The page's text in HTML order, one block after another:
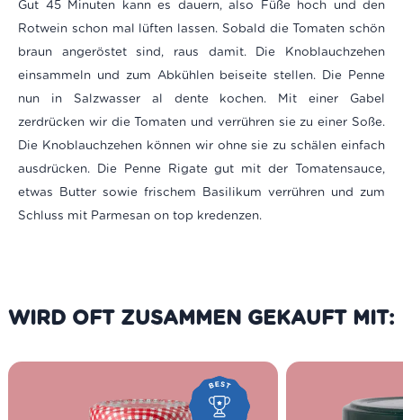
Gut 45 Minuten kann es dauern, also Füße hoch und den
Rotwein schon mal lüften lassen. Sobald die Tomaten schön
braun angeröstet sind, raus damit. Die Knoblauchzehen
einsammeln und zum Abkühlen beiseite stellen. Die Penne
nun in Salzwasser al dente kochen. Mit einer Gabel
zerdrücken wir die Tomaten und verrühren sie zu einer Soße.
Die Knoblauchzehen können wir ohne sie zu schälen einfach
ausdrücken. Die Penne Rigate gut mit der Tomatensauce,
etwas Butter sowie frischem Basilikum verrühren und zum
Schluss mit Parmesan on top kredenzen.
WIRD OFT ZUSAMMEN GEKAUFT MIT: